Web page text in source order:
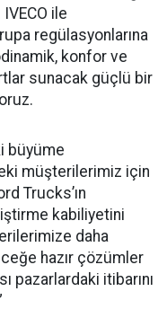
ile
regülasyonlarına
konfor ve
sunacak güçlü bir
büyüme
müşterilerimiz için
Trucks’ın
kabiliyetini
daha
hazır çözümler
pazarlardaki itibarını